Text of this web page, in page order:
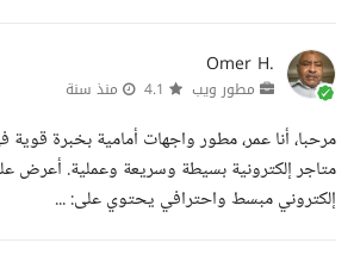
Omer H.
مطور ويب منذ سنة
مرحبا، أنا عمر، مطور واجهات أمامية بخبرة
متاجر إلكترونية بسيطة وسريعة وعملية. أعرض
إلكتروني مبسط واحترافي يحتوي على: ...